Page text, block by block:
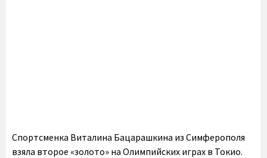
Спортсменка Виталина Бацарашкина из Симферополя
взяла второе «золото» на Олимпийских играх в Токио.